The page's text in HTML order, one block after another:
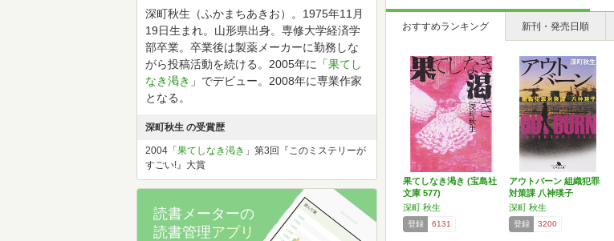
おすすめランキング 新刊・発売日順
果てしなき渇き (宝島社
文庫 577)
深町 秋生
登録 6131
アウトバーン 組織犯罪
対策課 八神瑛子
深町 秋生
登録 3200
深町秋生（ふかまちあきお）。1975年11月
19日生まれ。山形県出身。専修大学経済学
部卒業。卒業後は製薬メーカーに勤務しな
がら投稿活動を続ける。2005年に「果てし
なき渇き 」でデビュー。2008年に専業作家
となる。
深町秋生 の受賞歴
2004「 果てしなき渇き 」第3回『このミステリーが
すごい!』大賞
読書メーターの
読書管理アプリ